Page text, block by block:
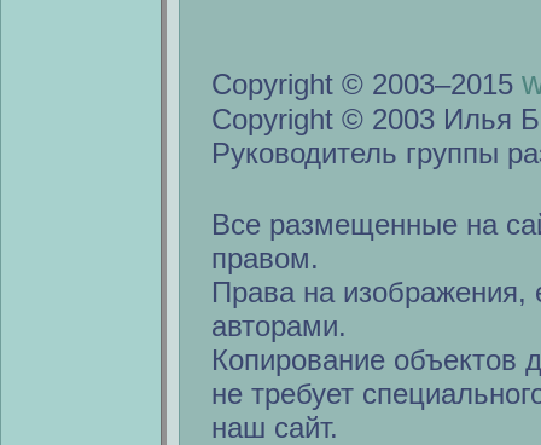
Copyright © 2003–2015
Copyright © 2003 Илья
Руководитель группы
Все размещенные на
правом.
Права на изображения,
авторами.
Копирование объектов
не требует
наш сайт.